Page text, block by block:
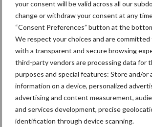
your consent will be valid across all our
change or withdraw your consent at any
“Consent Preferences” button at the
We respect your choices and are
with a transparent and secure browsing
third-party vendors are processing data for
purposes and special features: Store and/or
information on a device, personalized
advertising and content measurement,
and services development, precise
identification through device scanning.
Primaire
Sidebar
Recent nieuws
Toon meer